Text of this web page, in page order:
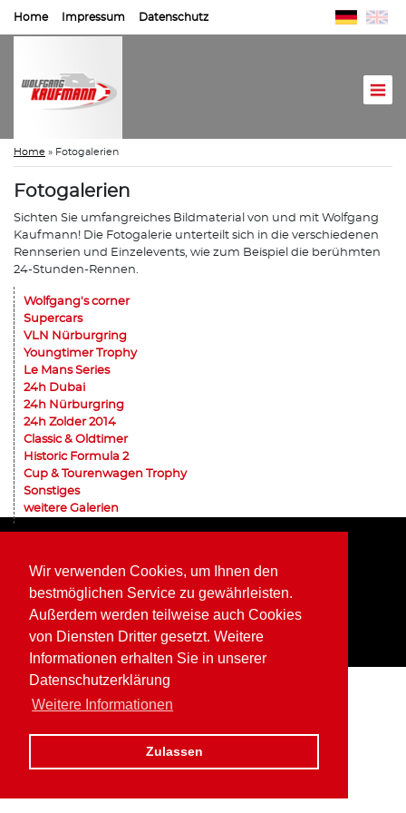
Wir verwenden Cookies, um Ihnen den
bestmöglichen Service zu gewährleisten.
Außerdem werden teilweise auch Cookies
von Diensten Dritter gesetzt. Weitere
Informationen erhalten Sie in unserer
Datenschutzerklärung
Weitere Informationen
Zulassen
Home Impressum Datenschutz
Home » Fotogalerien
Fotogalerien
Sichten Sie umfangreiches Bildmaterial von und mit Wolfgang
Kaufmann! Die Fotogalerie unterteilt sich in die verschiedenen
Rennserien und Einzelevents, wie zum Beispiel die berühmten
24-Stunden-Rennen.
Wolfgang's corner
Supercars
VLN Nürburgring
Youngtimer Trophy
Le Mans Series
24h Dubai
24h Nürburgring
24h Zolder 2014
Classic & Oldtimer
Historic Formula 2
Cup & Tourenwagen Trophy
Sonstiges
weitere Galerien